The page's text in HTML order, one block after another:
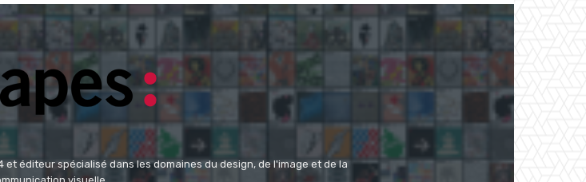
et éditeur spécialisé dans les domaines du design, de l'image et de la